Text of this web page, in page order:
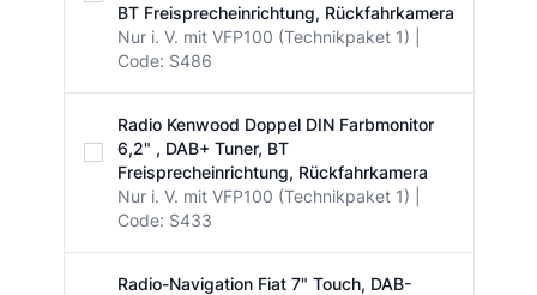
BT Freisprecheinrichtung, Rückfahrkamera
Nur i. V. mit VFP100 (Technikpaket 1) |
Code: S486
Radio Kenwood Doppel DIN Farbmonitor
6,2" , DAB+ Tuner, BT
Freisprecheinrichtung, Rückfahrkamera
Nur i. V. mit VFP100 (Technikpaket 1) |
Code: S433
Radio-Navigation Fiat 7" Touch, DAB-